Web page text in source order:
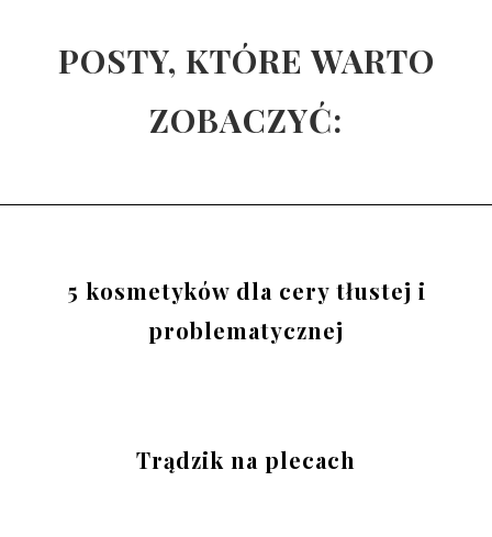
POSTY, KTÓRE WARTO
ZOBACZYĆ:
5 kosmetyków dla cery tłustej i
problematycznej
Trądzik na plecach